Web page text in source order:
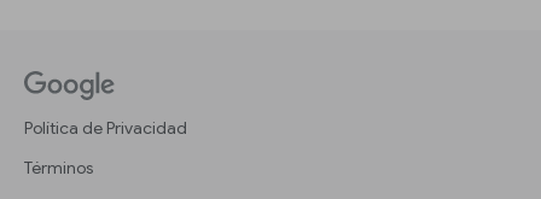
Política de Privacidad
Términos